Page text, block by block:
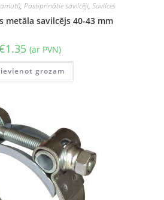
, Pastiprinātie savilcēji, Savilces
metāla savilcējs 40-43 mm
1.35 (ar PVN)
grozam